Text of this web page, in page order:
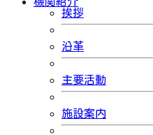
挨拶
沿革
主要活動
施設案内